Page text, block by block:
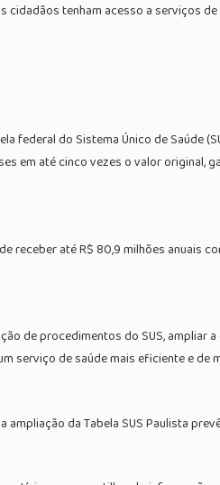
tenham acesso a serviços
federal do Sistema Único de Saúde
em até cinco vezes o valor original,
receber até R$ 80,9 milhões anuais
de procedimentos do SUS, ampliar
serviço de saúde mais eficiente e de
da Tabela SUS Paulista